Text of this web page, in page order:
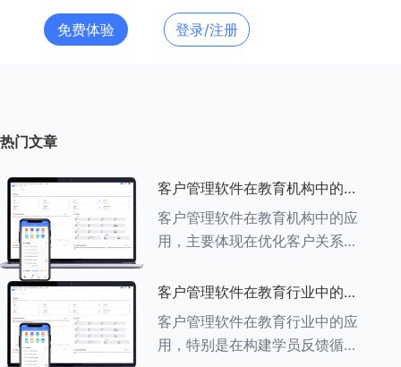
免费体验 登录/注册
热门文章
客户管理软件在教育机构中的应
用探索
客户管理软件在教育机构中的应
用，主要体现在优化客户关系管
作效率及促进业务增长等多个方
面。以下是对客户管理软件在教
育机构中应用的具体探索：
###一、
客户管理软件在教育行业中的学
员反馈循环机制
客户管理软件在教育行业中的应
用，特别是在构建学员反馈循环